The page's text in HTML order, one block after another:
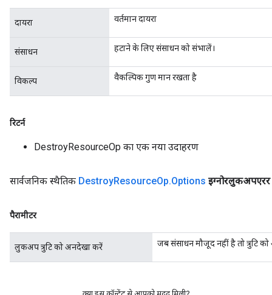
दायरा वर्तमान दायरा
संसाधन हटाने के लिए संसाधन को संभालें।
विकल्प वैकल्पिक गुण मान रखता है
रिटर्न
DestroyResourceOp का एक नया उदाहरण
सार्वजनिक स्थैतिक DestroyResourceOp.Options इग्नोरलुकअपएरर
पैरामीटर
लुकअप त्रुटि को अनदेखा करें जब संसाधन मौजूद नहीं है तो त्रुटि